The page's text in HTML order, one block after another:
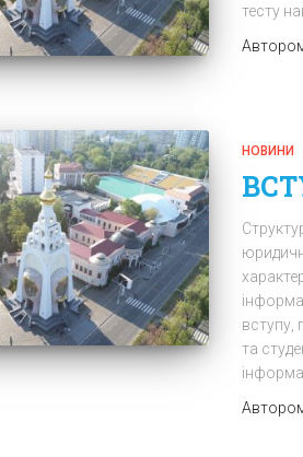
тесту
НОВИНИ
вступу,
та